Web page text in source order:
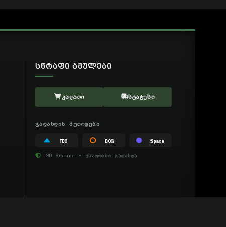
ᲡᲬᲠᲐᲤᲘ ᲑᲛᲣᲚᲔᲑᲘ
ᲙᲐᲚᲐᲗᲘ ᲡᲢᲐᲢᲣᲡᲘ
ᲒᲐᲓᲐᲮᲓᲘᲡ ᲛᲔᲗᲝᲓᲔᲑᲘ
TBC BOG Space
3D Secure • უსაფრთხო გადახდა